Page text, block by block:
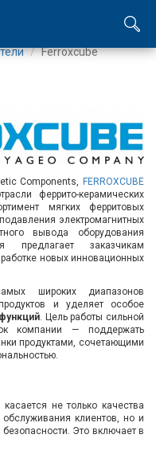
Ferroxcube
Components, FERROXCUBE
феррито-керамических
мягких ферритовых
электромагнитных
вывода оборудования
предлагает заказчикам
новых инновационных
широких диапазонов
и уделяет особое
. Цель работы сильной
компании — поддержать
продуктами, сочетающими
не только качества
клиентов, но и
Это включает в